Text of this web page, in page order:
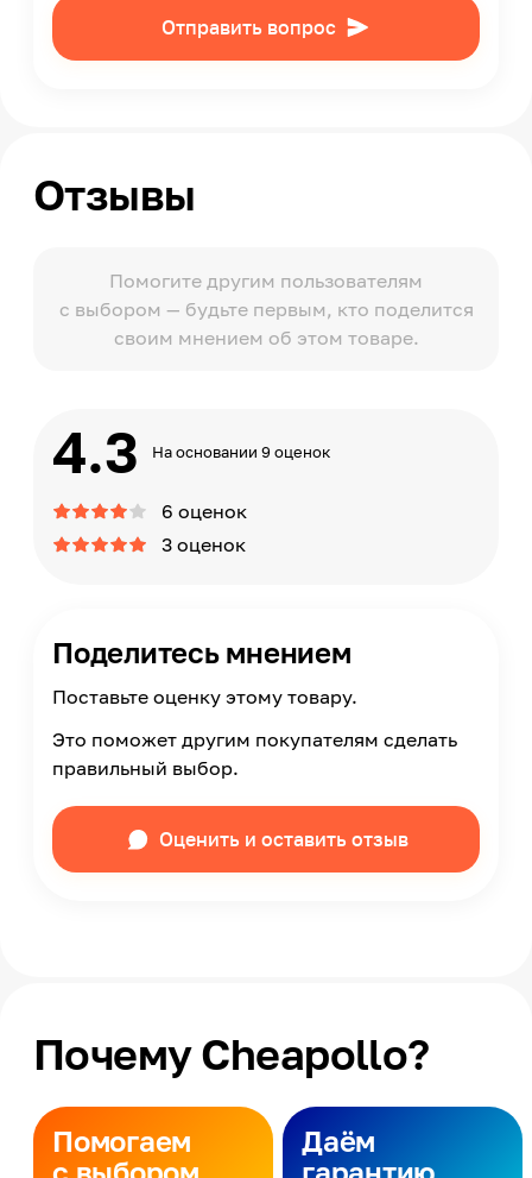
Отправить вопрос
Отзывы
Помогите другим пользователям
с выбором — будьте первым, кто поделится
своим мнением об этом товаре.
4.3 На основании 9 оценок
6 оценок
3 оценок
Поделитесь мнением
Поставьте оценку этому товару.
Это поможет другим покупателям сделать
правильный выбор.
Оценить и оставить отзыв
Почему Cheapollo?
Помогаем
Даём